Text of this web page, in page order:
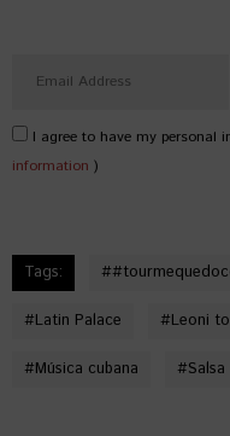
I agree to have my personal
information )
Tags: #
#Latin Palace #Leoni
#Música cubana #